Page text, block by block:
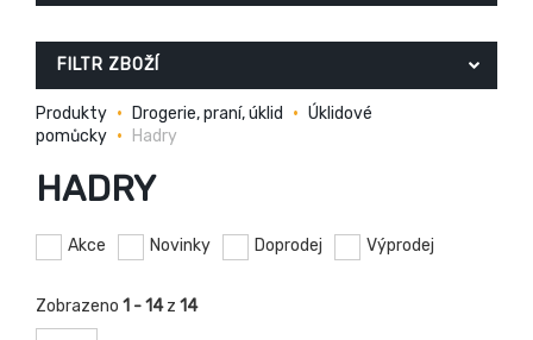
FILTR ZBOŽÍ
Produkty Drogerie, praní, úklid
Úklidové
pomůcky
Hadry
HADRY
Akce Novinky Doprodej Výprodej
Zobrazeno 1 - 14z 14